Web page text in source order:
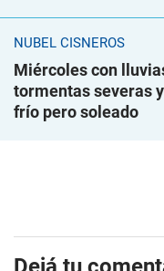
NUBEL CISNEROS
Miércoles con
tormentas severas
frío pero soleado